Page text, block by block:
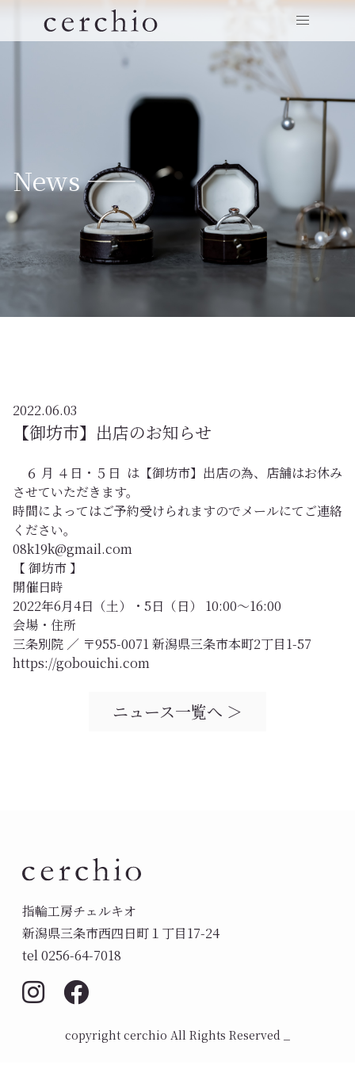
News ——
2022.06.03
【御坊市】出店のお知らせ
６ 月 ４日・５日 は【御坊市】出店の為、店舗はお休み
させていただきます。
時間によってはご予約受けられますのでメールにてご連絡
ください。
08k19k@gmail.com
【 御坊市 】
開催日時
2022年6月4日（土）・5日（日） 10:00〜16:00
会場・住所
三条別院 ／ 〒955-0071 新潟県三条市本町2丁目1-57
https://gobouichi.com
ニュース一覧へ ＞
指輪工房チェルキオ
新潟県三条市西四日町１丁目17-24
tel 0256-64-7018
copyright cerchio All Rights Reserved _